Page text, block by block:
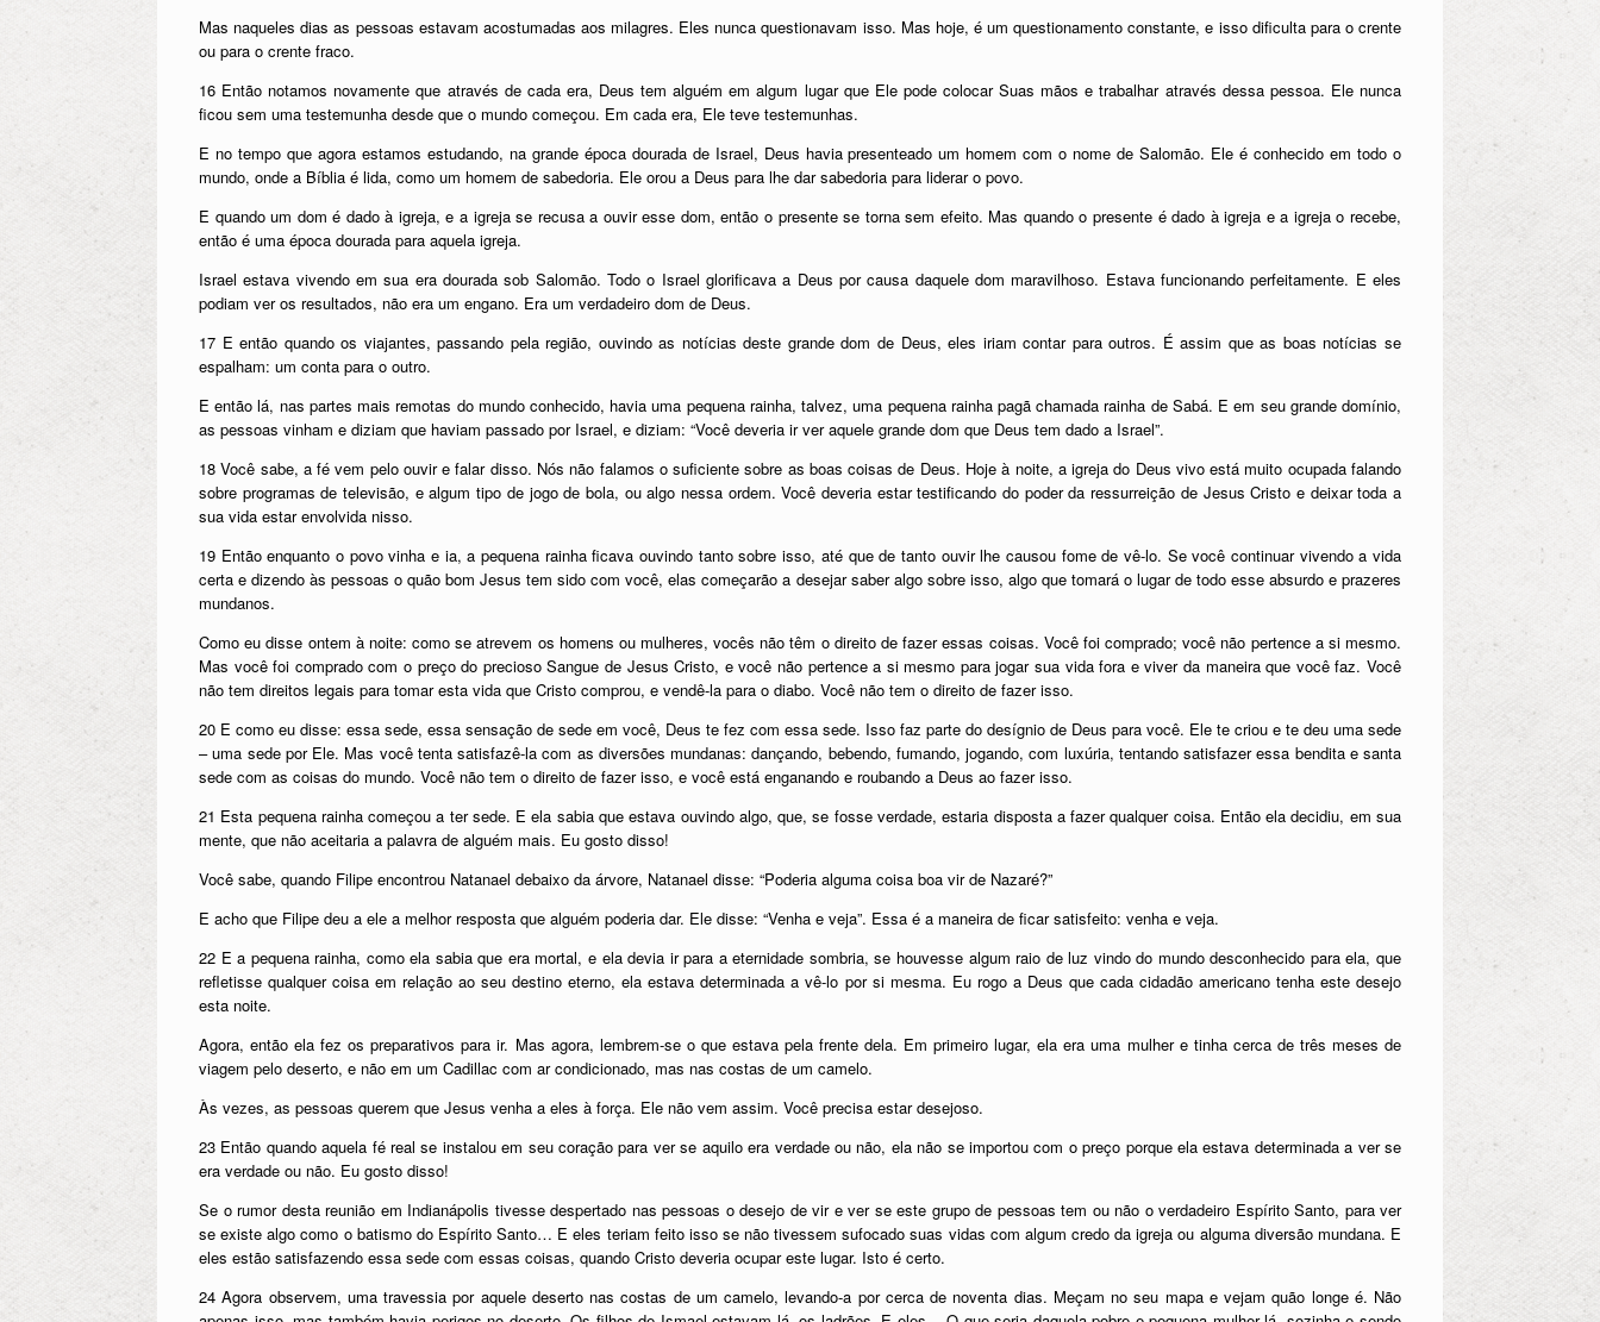
Mas naqueles dias as pessoas estavam acostumadas aos milagres. Eles nunca questionavam isso. Mas hoje, é um questionamento constante, e isso dificulta para o crente
ou para o crente fraco.
16 Então notamos novamente que através de cada era, Deus tem alguém em algum lugar que Ele pode colocar Suas mãos e trabalhar através dessa pessoa. Ele nunca
ficou sem uma testemunha desde que o mundo começou. Em cada era, Ele teve testemunhas.
E no tempo que agora estamos estudando, na grande época dourada de Israel, Deus havia presenteado um homem com o nome de Salomão. Ele é conhecido em todo o
mundo, onde a Bíblia é lida, como um homem de sabedoria. Ele orou a Deus para lhe dar sabedoria para liderar o povo.
E quando um dom é dado à igreja, e a igreja se recusa a ouvir esse dom, então o presente se torna sem efeito. Mas quando o presente é dado à igreja e a igreja o recebe,
então é uma época dourada para aquela igreja.
Israel estava vivendo em sua era dourada sob Salomão. Todo o Israel glorificava a Deus por causa daquele dom maravilhoso. Estava funcionando perfeitamente. E eles
podiam ver os resultados, não era um engano. Era um verdadeiro dom de Deus.
17 E então quando os viajantes, passando pela região, ouvindo as notícias deste grande dom de Deus, eles iriam contar para outros. É assim que as boas notícias se
espalham: um conta para o outro.
E então lá, nas partes mais remotas do mundo conhecido, havia uma pequena rainha, talvez, uma pequena rainha pagã chamada rainha de Sabá. E em seu grande domínio,
as pessoas vinham e diziam que haviam passado por Israel, e diziam: “Você deveria ir ver aquele grande dom que Deus tem dado a Israel”.
18 Você sabe, a fé vem pelo ouvir e falar disso. Nós não falamos o suficiente sobre as boas coisas de Deus. Hoje à noite, a igreja do Deus vivo está muito ocupada falando
sobre programas de televisão, e algum tipo de jogo de bola, ou algo nessa ordem. Você deveria estar testificando do poder da ressurreição de Jesus Cristo e deixar toda a
sua vida estar envolvida nisso.
19 Então enquanto o povo vinha e ia, a pequena rainha ficava ouvindo tanto sobre isso, até que de tanto ouvir lhe causou fome de vê-lo. Se você continuar vivendo a vida
certa e dizendo às pessoas o quão bom Jesus tem sido com você, elas começarão a desejar saber algo sobre isso, algo que tomará o lugar de todo esse absurdo e prazeres
mundanos.
Como eu disse ontem à noite: como se atrevem os homens ou mulheres, vocês não têm o direito de fazer essas coisas. Você foi comprado; você não pertence a si mesmo.
Mas você foi comprado com o preço do precioso Sangue de Jesus Cristo, e você não pertence a si mesmo para jogar sua vida fora e viver da maneira que você faz. Você
não tem direitos legais para tomar esta vida que Cristo comprou, e vendê-la para o diabo. Você não tem o direito de fazer isso.
20 E como eu disse: essa sede, essa sensação de sede em você, Deus te fez com essa sede. Isso faz parte do desígnio de Deus para você. Ele te criou e te deu uma sede
– uma sede por Ele. Mas você tenta satisfazê-la com as diversões mundanas: dançando, bebendo, fumando, jogando, com luxúria, tentando satisfazer essa bendita e santa
sede com as coisas do mundo. Você não tem o direito de fazer isso, e você está enganando e roubando a Deus ao fazer isso.
21 Esta pequena rainha começou a ter sede. E ela sabia que estava ouvindo algo, que, se fosse verdade, estaria disposta a fazer qualquer coisa. Então ela decidiu, em sua
mente, que não aceitaria a palavra de alguém mais. Eu gosto disso!
Você sabe, quando Filipe encontrou Natanael debaixo da árvore, Natanael disse: “Poderia alguma coisa boa vir de Nazaré?”
E acho que Filipe deu a ele a melhor resposta que alguém poderia dar. Ele disse: “Venha e veja”. Essa é a maneira de ficar satisfeito: venha e veja.
22 E a pequena rainha, como ela sabia que era mortal, e ela devia ir para a eternidade sombria, se houvesse algum raio de luz vindo do mundo desconhecido para ela, que
refletisse qualquer coisa em relação ao seu destino eterno, ela estava determinada a vê-lo por si mesma. Eu rogo a Deus que cada cidadão americano tenha este desejo
esta noite.
Agora, então ela fez os preparativos para ir. Mas agora, lembrem-se o que estava pela frente dela. Em primeiro lugar, ela era uma mulher e tinha cerca de três meses de
viagem pelo deserto, e não em um Cadillac com ar condicionado, mas nas costas de um camelo.
Às vezes, as pessoas querem que Jesus venha a eles à força. Ele não vem assim. Você precisa estar desejoso.
23 Então quando aquela fé real se instalou em seu coração para ver se aquilo era verdade ou não, ela não se importou com o preço porque ela estava determinada a ver se
era verdade ou não. Eu gosto disso!
Se o rumor desta reunião em Indianápolis tivesse despertado nas pessoas o desejo de vir e ver se este grupo de pessoas tem ou não o verdadeiro Espírito Santo, para ver
se existe algo como o batismo do Espírito Santo… E eles teriam feito isso se não tivessem sufocado suas vidas com algum credo da igreja ou alguma diversão mundana. E
eles estão satisfazendo essa sede com essas coisas, quando Cristo deveria ocupar este lugar. Isto é certo.
24 Agora observem, uma travessia por aquele deserto nas costas de um camelo, levando-a por cerca de noventa dias. Meçam no seu mapa e vejam quão longe é. Não